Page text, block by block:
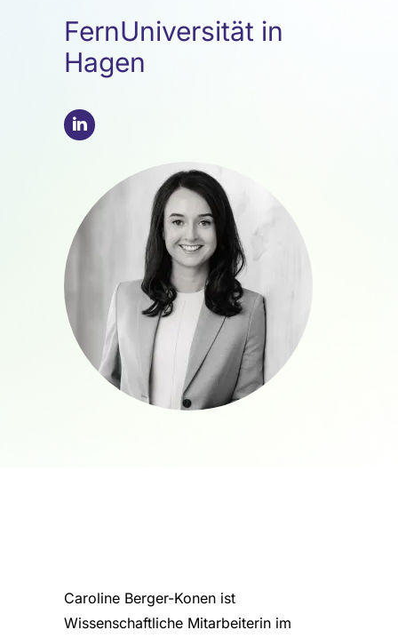
FernUniversität in
Hagen

Caroline Berger-Konen ist
Wissenschaftliche Mitarbeiterin im